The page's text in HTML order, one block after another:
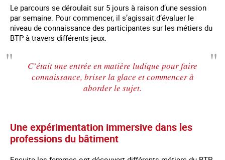
Le parcours se déroulait sur 5 jours à raison d’une session
par semaine. Pour commencer, il s’agissait d’évaluer le
niveau de connaissance des participantes sur les métiers du
BTP à travers différents jeux.
C’était une entrée en matière ludique pour faire
connaissance, briser la glace et commencer à
aborder le sujet.
Une expérimentation immersive dans les
professions du bâtiment